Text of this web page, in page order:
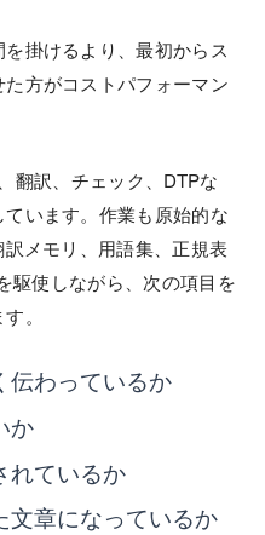
掛けるより、最初からス
方がコストパフォーマン
翻訳、チェック、DTPな
います。作業も原始的な
メモリ、用語集、正規表
駆使しながら、次の項目を
。
伝わっているか
か
れているか
文章になっているか